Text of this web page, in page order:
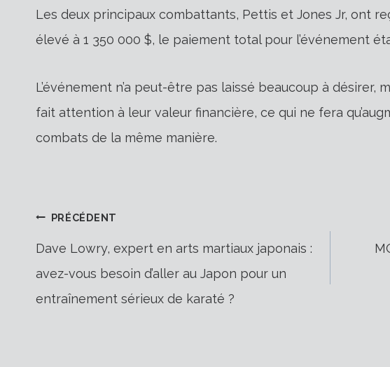
Les deux principaux combattants, Pettis et Jones Jr, ont
élevé à 1 350 000 $, le paiement total pour l’événement
L’événement n’a peut-être pas laissé beaucoup à
fait attention à leur valeur financière, ce qui ne fera
combats de la même manière.
Navigation
de
PRÉCÉDENT
Dave Lowry, expert en arts martiaux japonais :
avez-vous besoin d’aller au Japon pour un
entraînement sérieux de karaté ?